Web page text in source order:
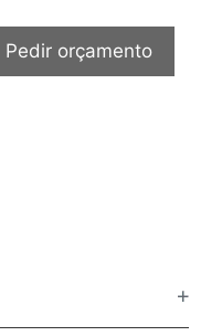
Pedir orçamento